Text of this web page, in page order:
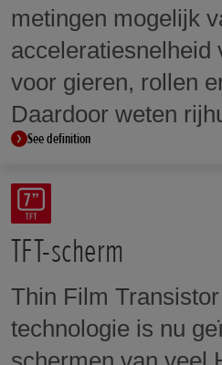
metingen mogelijk
acceleratiesnelheid
voor gieren, rollen
Daardoor weten
veiligheidssystemen
ABS en
wanneer ze moeten
See definition
TFT-scherm
Thin Film
technologie is nu